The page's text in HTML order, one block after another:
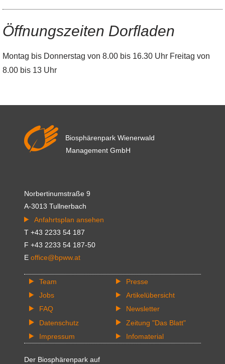
Öffnungszeiten Dorfladen
Montag bis Donnerstag von 8.00 bis 16.30 Uhr Freitag von
8.00 bis 13 Uhr
Biosphärenpark Wienerwald
Management GmbH
Norbertinumstraße 9
A-3013 Tullnerbach
Anfahrtsplan ansehen
T +43 2233 54 187
F +43 2233 54 187-50
E office@bpww.at
Team
Jobs
FAQ
Datenschutz
Impressum
Presse
Artikelübersicht
Newsletter
Zeitung "Das Blatt"
Infomaterial
Der Biosphärenpark auf